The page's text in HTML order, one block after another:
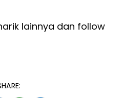
lainnya dan follow